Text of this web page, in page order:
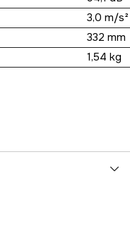
3,0 m/s²
332 mm
1,54 kg